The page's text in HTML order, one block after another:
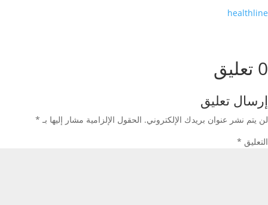
healthline
0 تعليق
إرسال تعليق
لن يتم نشر عنوان بريدك الإلكتروني. الحقول الإلزامية مشار إليها بـ *
التعليق *